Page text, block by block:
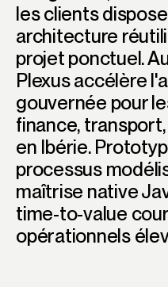
les clients
architecture
projet ponctuel.
Plexus accélère
gouvernée pour
finance,
en Ibérie.
processus
maîtrise native
time-to-value
opérationnels